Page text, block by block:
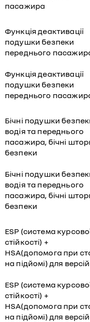
пасажира
Функція деактивації
подушки безпеки
переднього
Функція деактивації
подушки безпеки
переднього
Бічні подушки
водія та переднього
пасажира, бічні
безпеки
Бічні подушки
водія та переднього
пасажира, бічні
безпеки
ESP (система
стійкості) +
HSA(допомога при
на підйомі) для
ESP (система
стійкості) +
HSA(допомога при
на підйомі) для